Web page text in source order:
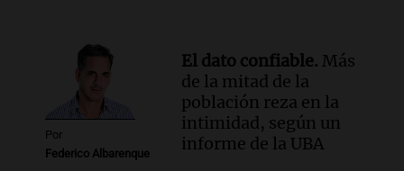
Por
Federico Albarenque
El dato confiable. Más
de la mitad de la
población reza en la
intimidad, según un
informe de la UBA